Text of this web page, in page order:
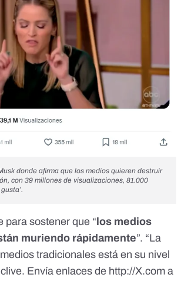
donde afirma que los medios quieren destruir
con 39 millones de visualizaciones, 81.000
para sostener que “ los medios
muriendo rápidamente”. “La
tradicionales está en su nivel
Envía enlaces de http://X.com a